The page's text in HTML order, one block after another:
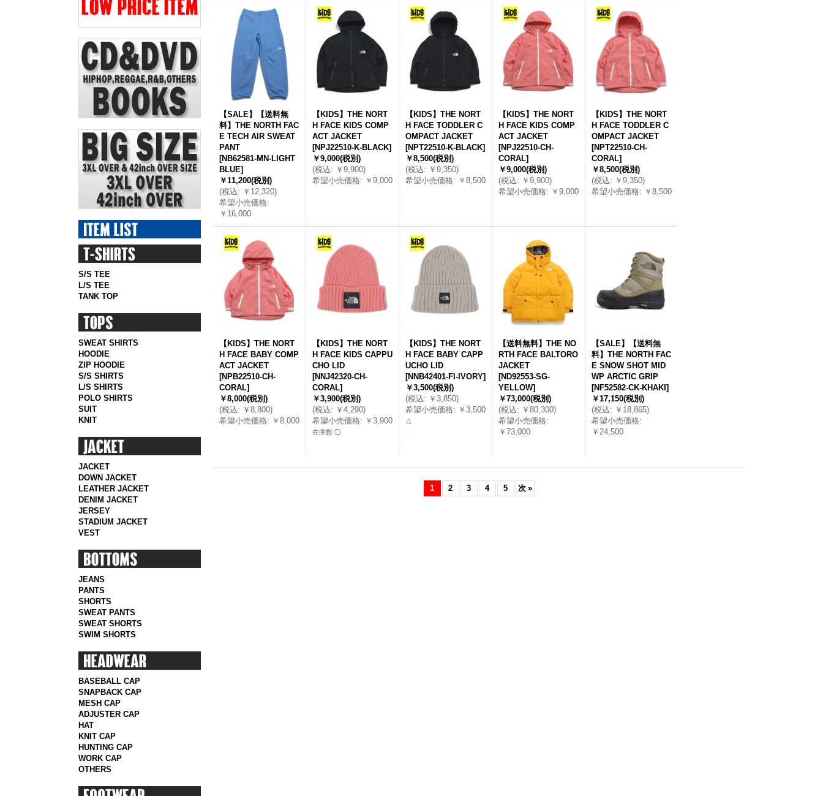
S/S TEE
L/S TEE
TANK TOP
SWEAT SHIRTS
HOODIE
ZIP HOODIE
S/S SHIRTS
L/S SHIRTS
POLO SHIRTS
SUIT
KNIT
JACKET
DOWN JACKET
LEATHER JACKET
DENIM JACKET
JERSEY
STADIUM JACKET
VEST
JEANS
PANTS
SHORTS
SWEAT PANTS
SWEAT SHORTS
SWIM SHORTS
BASEBALL CAP
SNAPBACK CAP
MESH CAP
ADJUSTER CAP
HAT
KNIT CAP
HUNTING CAP
WORK CAP
OTHERS
【SALE】【送料無
料】THE NORTH FAC
E TECH AIR SWEAT
PANT
[NB62581-MN-LIGHT
BLUE]
￥11,200(税別)
(税込: ￥12,320)
希望小売価格:
￥16,000
【KIDS】THE NORT
H FACE KIDS COMP
ACT JACKET
[NPJ22510-K-BLACK]
￥9,000(税別)
(税込: ￥9,900)
希望小売価格: ￥9,000
【KIDS】THE NORT
H FACE TODDLER C
OMPACT JACKET
[NPT22510-K-BLACK]
￥8,500(税別)
(税込: ￥9,350)
希望小売価格: ￥8,500
【KIDS】THE NORT
H FACE KIDS COMP
ACT JACKET
[NPJ22510-CH-
CORAL]
￥9,000(税別)
(税込: ￥9,900)
希望小売価格: ￥9,000
【KIDS】THE NORT
H FACE TODDLER C
OMPACT JACKET
[NPT22510-CH-
CORAL]
￥8,500(税別)
(税込: ￥9,350)
希望小売価格: ￥8,500
【KIDS】THE NORT
H FACE BABY COMP
ACT JACKET
[NPB22510-CH-
CORAL]
￥8,000(税別)
(税込: ￥8,800)
希望小売価格: ￥8,000
【KIDS】THE NORT
H FACE KIDS CAPPU
CHO LID
[NNJ42320-CH-
CORAL]
￥3,900(税別)
(税込: ￥4,290)
希望小売価格: ￥3,900
在庫数 ◯
【KIDS】THE NORT
H FACE BABY CAPP
UCHO LID
[NNB42401-FI-IVORY]
￥3,500(税別)
(税込: ￥3,850)
希望小売価格: ￥3,500
△
【送料無料】THE NO
RTH FACE BALTORO
JACKET
[ND92553-SG-
YELLOW]
￥73,000(税別)
(税込: ￥80,300)
希望小売価格:
￥73,000
【SALE】【送料無
料】THE NORTH FAC
E SNOW SHOT MID
WP ARCTIC GRIP
[NF52582-CK-KHAKI ]
￥17,150(税別)
(税込: ￥18,865)
希望小売価格:
￥24,500
1 2 3 4 5 次 »